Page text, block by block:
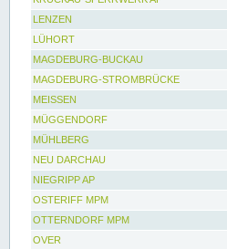
LENZEN
LÜHORT
MAGDEBURG-BUCKAU
MAGDEBURG-STROMBRÜCKE
MEISSEN
MÜGGENDORF
MÜHLBERG
NEU DARCHAU
NIEGRIPP AP
OSTERIFF MPM
OTTERNDORF MPM
OVER